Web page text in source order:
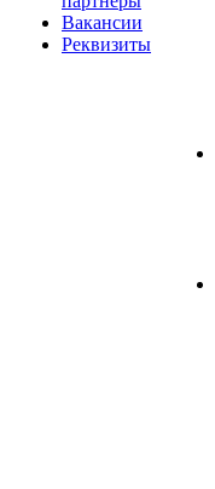
Вакансии
Реквизиты